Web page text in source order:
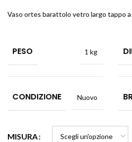
Vaso ortes barattolo vetro largo tappo
PESO 1 kg
CONDIZIONE Nuovo
MISURA